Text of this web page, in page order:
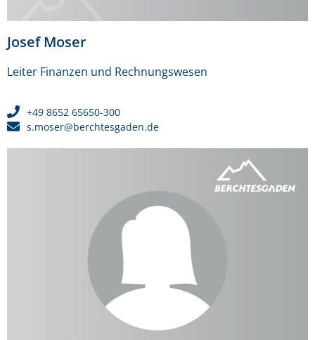
Josef Moser
Leiter Finanzen und Rechnungswesen
+49 8652 65650-300
s.moser@berchtesgaden.de